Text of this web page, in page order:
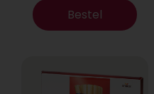
Bestel